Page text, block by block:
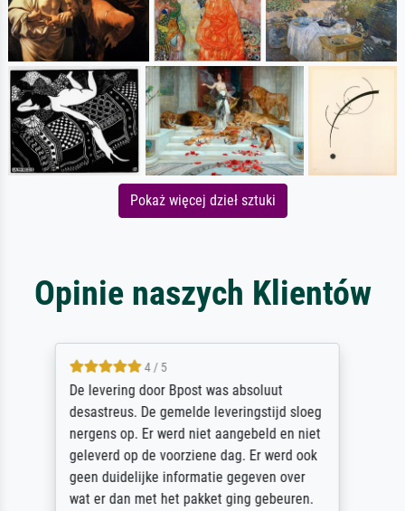
Pokaż więcej dzieł sztuki
Opinie naszych Klientów
5 / 5
Sehr gute Qualität des Leinwanddrucks und
des Rahmens! Unser Bild wurde sehr
sorgfältig und sicher verpackt, so dass es
unbeschadet bei uns ankam. Es wird nicht
unser letzter Meisterdruck sein. Vielen
Dank!